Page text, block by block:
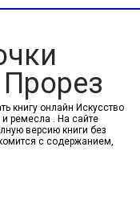
книгу онлайн Искусство
ремесла . На сайте
версию книги без
с содержанием,